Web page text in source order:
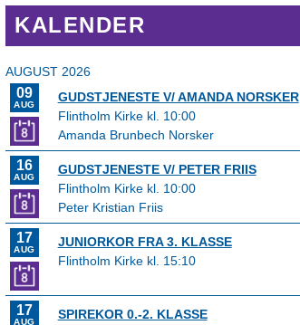
KALENDER
AUGUST 2026
09
AUG
GUDSTJENESTE V/ AMANDA NORSKER
Flintholm Kirke kl. 10:00
Amanda Brunbech Norsker
16
AUG
GUDSTJENESTE V/ PETER FRIIS
Flintholm Kirke kl. 10:00
Peter Kristian Friis
17
AUG
JUNIORKOR FRA 3. KLASSE
Flintholm Kirke kl. 15:10
17
AUG
SPIREKOR 0.-2. KLASSE